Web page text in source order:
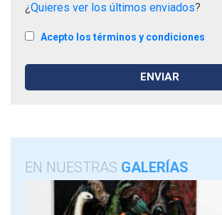
¿Quieres ver los últimos enviados?
Acepto los términos y condiciones
EN NUESTRAS GALERÍAS